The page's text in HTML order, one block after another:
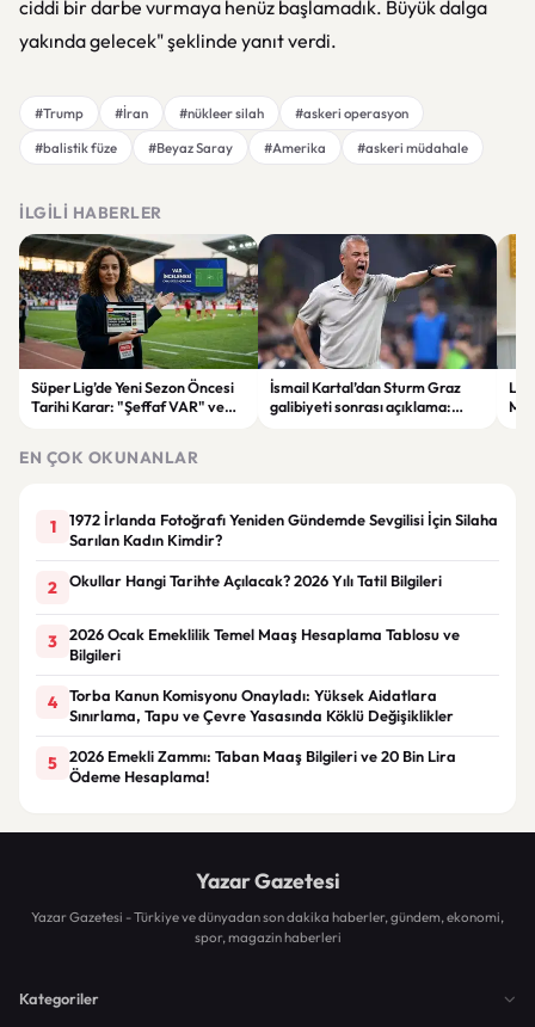
ciddi bir darbe vurmaya henüz başlamadık. Büyük dalga
yakında gelecek" şeklinde yanıt verdi.
#Trump #İran #nükleer silah
#askeri operasyon
#balistik füze
#Beyaz Saray #Amerika #askeri müdahale
İLGILI HABERLER
Süper Lig’de Yeni Sezon Öncesi
Tarihi Karar: "Şeffaf VAR" ve
İsmail Kartal’dan Sturm Graz
galibiyeti sonrası açıklama:
EN ÇOK OKUNANLAR
1
1972 İrlanda Fotoğrafı Yeniden Gündemde Sevgilisi İçin Silaha
Sarılan Kadın Kimdir?
2 Okullar Hangi Tarihte Açılacak? 2026 Yılı Tatil Bilgileri
3
2026 Ocak Emeklilik Temel Maaş Hesaplama Tablosu ve
Bilgileri
4
Torba Kanun Komisyonu Onayladı: Yüksek Aidatlara
Sınırlama, Tapu ve Çevre Yasasında Köklü Değişiklikler
5
2026 Emekli Zammı: Taban Maaş Bilgileri ve 20 Bin Lira
Ödeme Hesaplama!
Yazar Gazetesi
Yazar Gazetesi - Türkiye ve dünyadan son dakika haberler, gündem, ekonomi,
spor, magazin haberleri
Kategoriler